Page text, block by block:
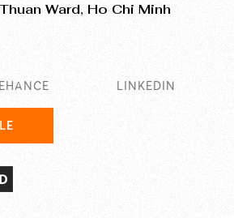
Ward, Ho Chi Minh
LINKEDIN